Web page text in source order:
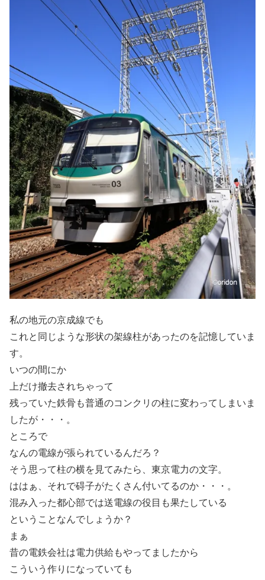
私の地元の京成線でも
これと同じような形状の架線柱があったのを記憶していま
す。
いつの間にか
上だけ撤去されちゃって
残っていた鉄骨も普通のコンクリの柱に変わってしまいま
したが・・・。
ところで
なんの電線が張られているんだろ？
そう思って柱の横を見てみたら、東京電力の文字。
ははぁ、それで碍子がたくさん付いてるのか・・・。
混み入った都心部では送電線の役目も果たしている
ということなんでしょうか？
まぁ
昔の電鉄会社は電力供給もやってましたから
こういう作りになっていても